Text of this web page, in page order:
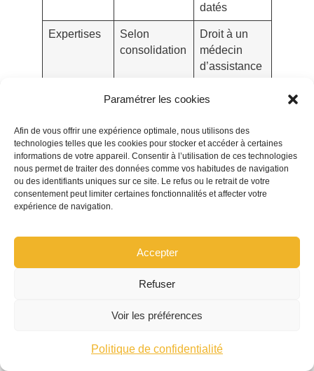
Paramétrer les cookies
Afin de vous offrir une expérience optimale, nous utilisons des
technologies telles que les cookies pour stocker et accéder à certaines
informations de votre appareil. Consentir à l’utilisation de ces technologies
nous permet de traiter des données comme vos habitudes de navigation
ou des identifiants uniques sur ce site. Le refus ou le retrait de votre
consentement peut limiter certaines fonctionnalités et affecter votre
expérience de navigation.
Accepter
Refuser
Voir les préférences
Politique de confidentialité
datés
Expertises
Selon
consolidation
Droit à un
médecin
d’assistance
Si frais
auprès de
l’assureur
Offre finale
Après
consolidation
Vérifier
barèmes et
préjudices
Juridiquement, la loi
victimes, mais pas le conducteur responsable —
d’où l’intérêt crucial de la garantie conducteur. Au
harmonise la responsabilité civile sans rendre la